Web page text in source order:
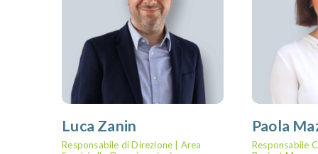
Luca Zanin
Responsabile di Direzione | Area
Paola
Responsabile